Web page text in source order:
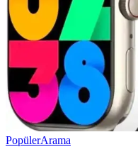
PopülerArama